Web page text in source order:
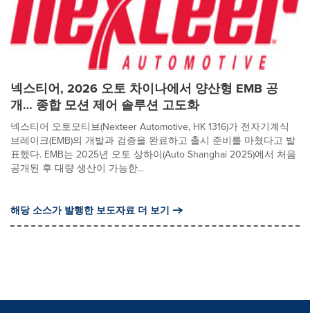
넥스티어, 2026 오토 차이나에서 양산형 EMB 공
개… 종합 모션 제어 솔루션 고도화
넥스티어 오토모티브(Nexteer Automotive, HK 1316)가 전자기계식
브레이크(EMB)의 개발과 검증을 완료하고 출시 준비를 마쳤다고 발
표했다. EMB는 2025년 오토 상하이(Auto Shanghai 2025)에서 처음
공개된 후 대량 생산이 가능한...
해당 소스가 발행한 보도자료 더 보기